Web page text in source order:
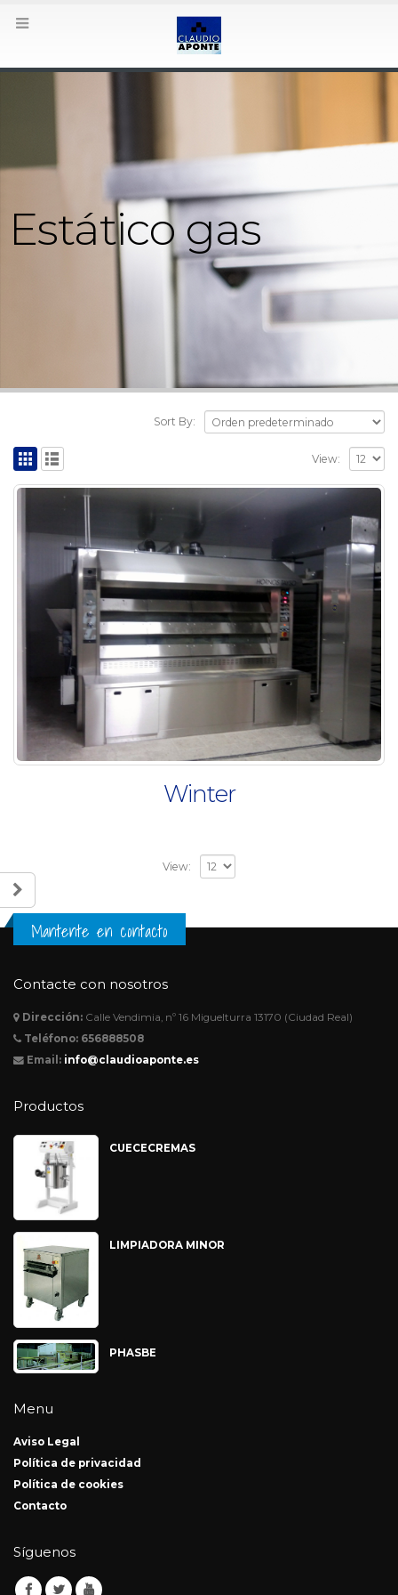
Estático gas
Sort By:
View:
Winter
View:
Mantente en contacto
Contacte con nosotros
Dirección: Calle Vendimia, nº 16 Miguelturra 13170 (Ciudad Real)
Teléfono: 656888508
Email: info@claudioaponte.es
Productos
CUECECREMAS
LIMPIADORA MINOR
PHASBE
Menu
Aviso Legal
Política de privacidad
Política de cookies
Contacto
Síguenos